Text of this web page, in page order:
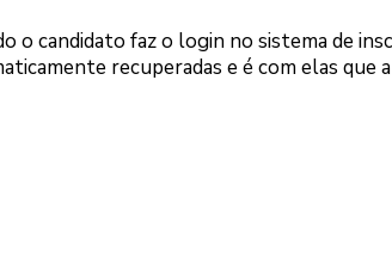
o candidato faz o login no sistema de
recuperadas e é com elas que